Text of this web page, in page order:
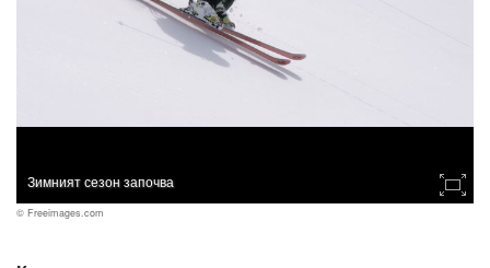
Зимният сезон започва
© Freeimages.com